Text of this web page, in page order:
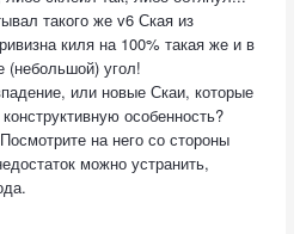
такого же v6 Ская из
киля на 100% такая же и в
(небольшой) угол!
или новые Скаи, которые
особенность?
на него со стороны
можно устранить,